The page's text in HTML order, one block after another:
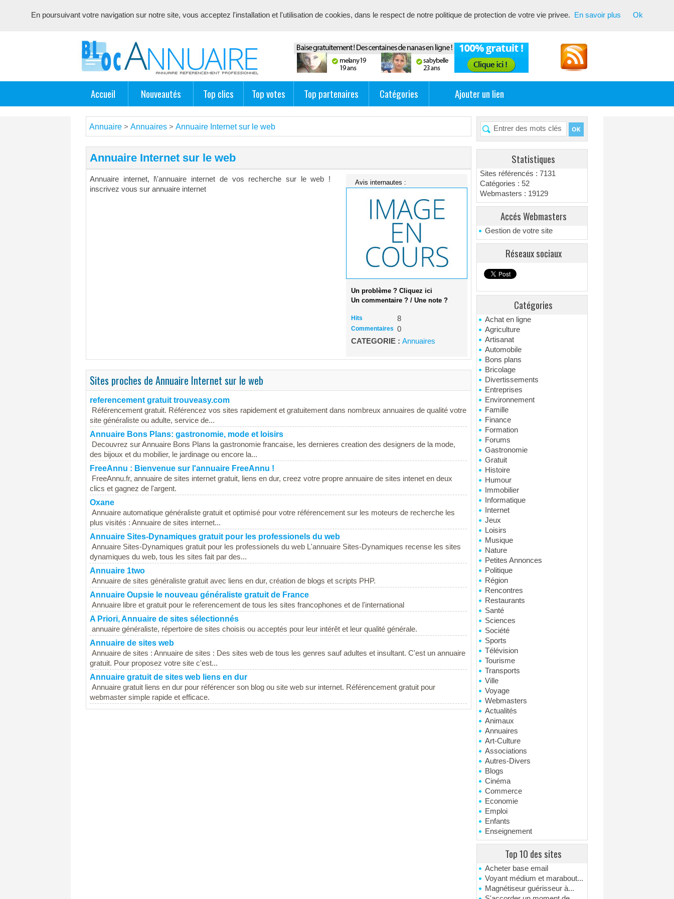
Annuaire référencement pour les webmasters, optimisé seo avec description unique de votre fiche pour proposer du contenu pertinent pour les moteurs de recherche ! Optimiser vos fiches
Accueil Nouveautés Top clics Top votes Top partenaires Catégories Ajouter un lien
Statistiques
Sites référencés : 7131
Catégories : 52
Webmasters : 19129
Accés Webmasters
Gestion de votre site
Réseaux sociaux
Catégories
Achat en ligne
Agriculture
Artisanat
Automobile
Bons plans
Bricolage
Divertissements
Entreprises
Environnement
Famille
Finance
Formation
Forums
Gastronomie
Gratuit
Histoire
Humour
Immobilier
Informatique
Internet
Jeux
Loisirs
Musique
Nature
Petites Annonces
Politique
Région
Rencontres
Restaurants
Santé
Sciences
Société
Sports
Télévision
Tourisme
Transports
Ville
Voyage
Webmasters
Actualités
Animaux
Annuaires
Art-Culture
Associations
Autres-Divers
Blogs
Cinéma
Commerce
Economie
Emploi
Enfants
Enseignement
Top 10 des sites
Acheter base email
Voyant médium et marabout...
Magnétiseur guérisseur à...
Annuaire > Annuaires > Annuaire Internet sur le web
Annuaire Internet sur le web
Annuaire internet, l\'annuaire internet de vos recherche sur le web !
inscrivez vous sur annuaire internet
Avis internautes :
Un problème ? Cliquez ici
Un commentaire ? / Une note ?
Hits 8
Commentaires 0
CATEGORIE :Annuaires
Sites proches de Annuaire Internet sur le web
referencement gratuit trouveasy.com
Référencement gratuit. Référencez vos sites rapidement et gratuitement dans nombreux annuaires de qualité votre
site généraliste ou adulte, service de...
Annuaire Bons Plans: gastronomie, mode et loisirs
Decouvrez sur Annuaire Bons Plans la gastronomie francaise, les dernieres creation des designers de la mode,
des bijoux et du mobilier, le jardinage ou encore la...
FreeAnnu : Bienvenue sur l'annuaire FreeAnnu !
FreeAnnu.fr, annuaire de sites internet gratuit, liens en dur, creez votre propre annuaire de sites intenet en deux
clics et gagnez de l'argent.
Oxane
Annuaire automatique généraliste gratuit et optimisé pour votre référencement sur les moteurs de recherche les
plus visités : Annuaire de sites internet...
Annuaire Sites-Dynamiques gratuit pour les professionels du web
Annuaire Sites-Dynamiques gratuit pour les professionels du web L'annuaire Sites-Dynamiques recense les sites
dynamiques du web, tous les sites fait par des...
Annuaire 1two
Annuaire de sites généraliste gratuit avec liens en dur, création de blogs et scripts PHP.
Annuaire Oupsie le nouveau généraliste gratuit de France
Annuaire libre et gratuit pour le referencement de tous les sites francophones et de l'international
A Priori, Annuaire de sites sélectionnés
annuaire généraliste, répertoire de sites choisis ou acceptés pour leur intérêt et leur qualité générale.
Annuaire de sites web
Annuaire de sites : Annuaire de sites : Des sites web de tous les genres sauf adultes et insultant. C'est un annuaire
gratuit. Pour proposez votre site c'est...
Annuaire gratuit de sites web liens en dur
Annuaire gratuit liens en dur pour référencer son blog ou site web sur internet. Référencement gratuit pour
webmaster simple rapide et efficace.
En poursuivant votre navigation sur notre site, vous acceptez l'installation et l'utilisation de cookies, dans le respect de notre politique de protection de votre vie privee. En savoir plus Ok